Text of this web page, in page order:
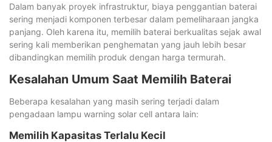
Dalam banyak proyek infrastruktur, biaya penggantian baterai
sering menjadi komponen terbesar dalam pemeliharaan jangka
panjang. Oleh karena itu, memilih baterai berkualitas sejak awal
sering kali memberikan penghematan yang jauh lebih besar
dibandingkan memilih produk dengan harga termurah.
Kesalahan Umum Saat Memilih Baterai
Beberapa kesalahan yang masih sering terjadi dalam
pengadaan lampu warning solar cell antara lain:
Memilih Kapasitas Terlalu Kecil